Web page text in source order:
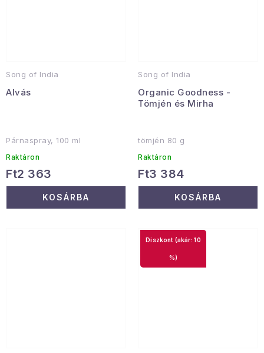
Song of India
Alvás
Párnaspray, 100 ml
Raktáron
Ft2 363
KOSÁRBA
Song of India
Organic Goodness -
Tömjén és Mirha
tömjén 80 g
Raktáron
Ft3 384
KOSÁRBA
(akár: 10
%)